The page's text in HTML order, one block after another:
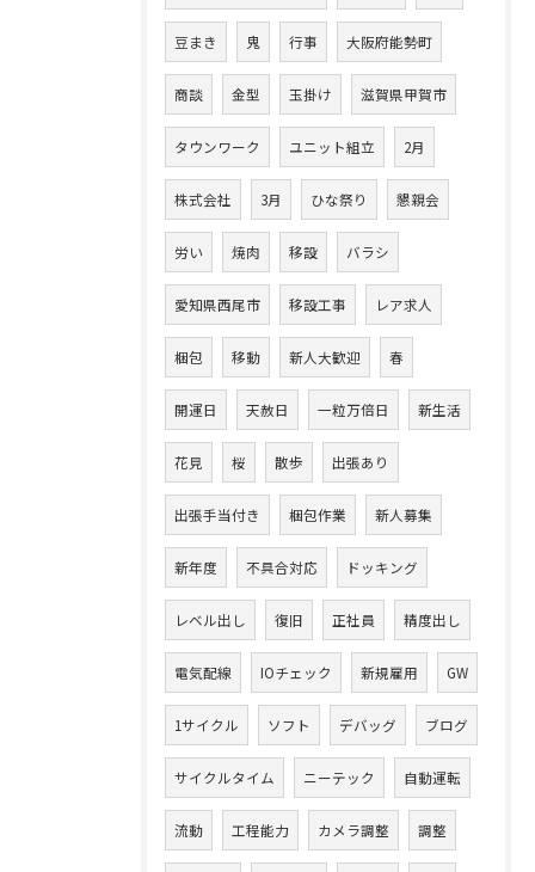
豆まき 鬼 行事 大阪府能勢町
商談 金型 玉掛け 滋賀県甲賀市
タウンワーク ユニット組立 2月
株式会社 3月 ひな祭り 懇親会
労い 焼肉 移設 バラシ
愛知県西尾市 移設工事 レア求人
梱包 移動 新人大歓迎 春
開運日 天赦日 一粒万倍日 新生活
花見 桜 散歩 出張あり
出張手当付き 梱包作業 新人募集
新年度 不具合対応 ドッキング
レベル出し 復旧 正社員 精度出し
電気配線 IOチェック 新規雇用 GW
1サイクル ソフト デバッグ ブログ
サイクルタイム ニーテック 自動運転
流動 工程能力 カメラ調整 調整